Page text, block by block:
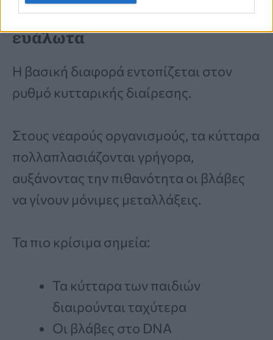
Γιατί τα παιδιά είναι πιο
ευάλωτα
Η βασική διαφορά εντοπίζεται στον
ρυθμό κυτταρικής διαίρεσης.
Στους νεαρούς οργανισμούς, τα κύτταρα
πολλαπλασιάζονται γρήγορα,
αυξάνοντας την πιθανότητα οι βλάβες
να γίνουν μόνιμες μεταλλάξεις.
Τα πιο κρίσιμα σημεία:
Τα κύτταρα των παιδιών
διαιρούνται ταχύτερα
Οι βλάβες στο DNA